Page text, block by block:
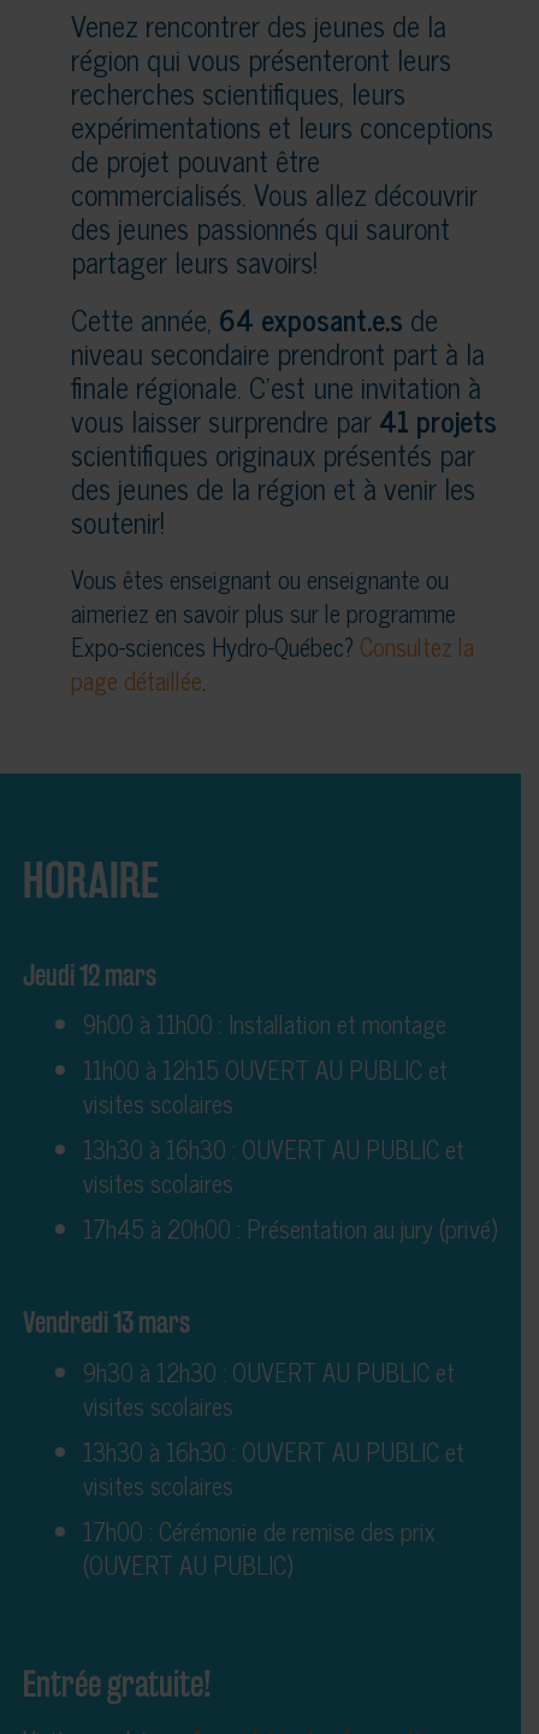
Venez rencontrer des jeunes de la
région qui vous présenteront leurs
recherches scientifiques, leurs
expérimentations et leurs conceptions
de projet pouvant être
commercialisés. Vous allez découvrir
des jeunes passionnés qui sauront
partager leurs savoirs!
Cette année, 64 exposant.e.s de
niveau secondaire prendront part à la
finale régionale. C’est une invitation à
vous laisser surprendre par41 projets
scientifiques originaux présentés par
des jeunes de la région et à venir les
soutenir!
Vous êtes enseignant ou enseignante ou
aimeriez en savoir plus sur le programme
Expo-sciences Hydro-Québec? Consultez la
page détaillée.
HORAIRE
Jeudi 12 mars
9h00 à 11h00 : Installation et montage
11h00 à 12h15 OUVERT AU PUBLIC et
visites scolaires
13h30 à 16h30 : OUVERT AU PUBLIC et
visites scolaires
17h45 à 20h00 : Présentation au jury (privé)
Vendredi 13 mars
9h30 à 12h30 : OUVERT AU PUBLIC et
visites scolaires
13h30 à 16h30 : OUVERT AU PUBLIC et
visites scolaires
17h00 : Cérémonie de remise des prix
(OUVERT AU PUBLIC)
Entrée gratuite!